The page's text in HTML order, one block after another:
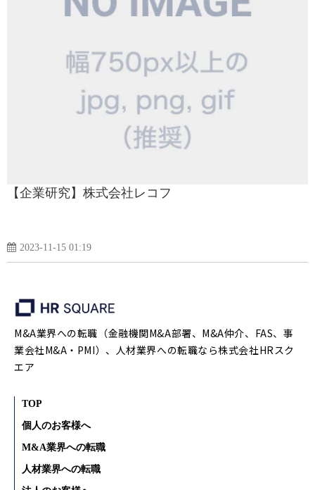
【企業研究】株式会社レコフ
2023-11-15 01:19
M&A業界への転職（金融機関M&A部署、M&A仲介、FAS、事
業会社M&A・PMI）、人材業界への転職なら株式会社HRスク
エア
TOP
個人のお客様へ
M&A業界への転職
人材業界への転職